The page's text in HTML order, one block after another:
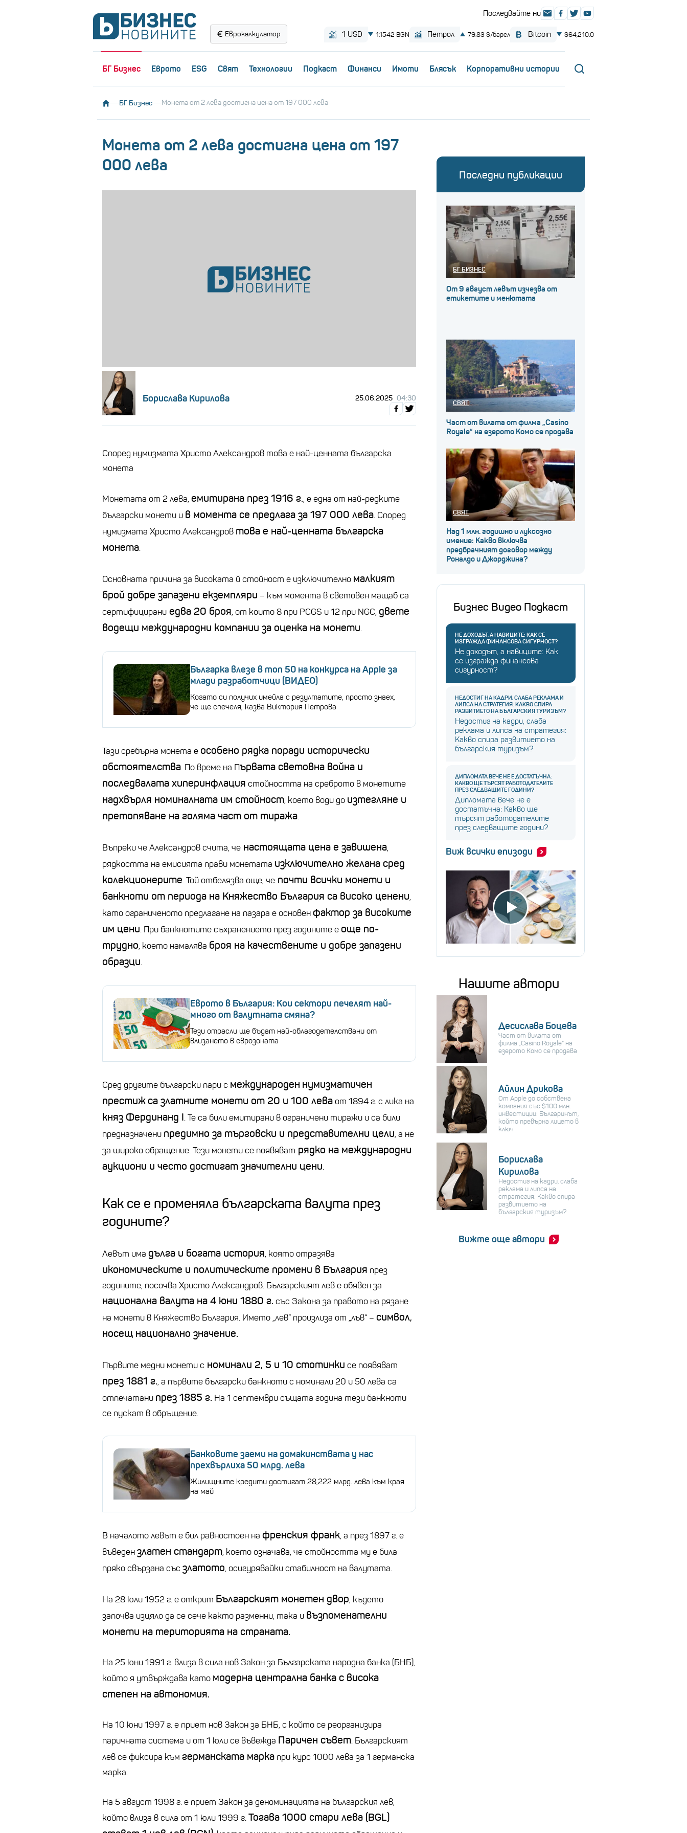
Еврокалкулатор
БГ Бизнес Еврото ESG Свят Технологии Пoдкаст Финанси Имоти Блясък Корпоративни истории
БГ Бизнес Монета от 2 лева достигна цена от 197 000 лева
Монета от 2 лева достигна цена от 197
000 лева
Борислава Кирилова 25.06.2025 04:30
Според нумизмата Христо Александров това е най-ценната българска
монета
Монетата от 2 лева, емитирана през 1916 г., е една от най-редките
български монети и в момента се предлага за 197 000 лева. Според
нумизмата Христо Александров това е най-ценната българска
монета.
Основната причина за високата й стойност е изключително малкият
брой добре запазени екземпляри – към момента в световен мащаб са
сертифицирани едва 20 броя, от които 8 при PCGS и 12 при NGC, двете
водещи международни компании за оценка на монети.
Българка влезе в топ 50 на конкурса на Apple за
млади разработчици (ВИДЕО)
Когато си получих имейла с резултатите, просто знаех,
че ще спечеля, казва Виктория Петрова
Тази сребърна монета е особено рядка поради исторически
обстоятелства. По време на Първата световна война и
последвалата хиперинфлация стойността на среброто в монетите
надхвърля номиналната им стойност, което води до изтегляне и
претопяване на голяма част от тиража.
Въпреки че Александров счита, че настоящата цена е завишена,
рядкостта на емисията прави монетата изключително желана сред
колекционерите. Той отбелязва още, че почти всички монети и
банкноти от периода на Княжество България са високо ценени,
като ограниченото предлагане на пазара е основенфактор за високите
им цени. При банкнотите съхранението през годините е още по-
трудно, което намалява броя на качествените и добре запазени
образци.
Еврото в България: Кои сектори печелят най-
много от валутната смяна?
Тези отрасли ще бъдат най-облагодетелствани от
влизането в еврозоната
Сред другите български пари с международен нумизматичен
престижса златните монети от 20 и 100 леваот 1894 г. с лика на
княз Фердинанд I. Те са били емитирани в ограничени тиражи и са били
предназначени предимно за търговски и представителни цели, а не
за широко обращение. Тези монети се появяват рядко на международни
аукциони и често достигат значителни цени.
Как се е променяла българската валута през
годините?
Левът има дълга и богата история, която отразява
икономическите и политическите промени в България през
годините, посочва Христо Александров. Българският лев е обявен за
национална валута на 4 юни 1880 г. със Закона за правото на рязане
на монети в Княжество България. Името „лев“ произлиза от „лъв“ – символ,
носещ национално значение.
Първите медни монети с номинали 2, 5 и 10 стотинки се появяват
през 1881 г., а първите български банкноти с номинали 20 и 50 лева са
отпечатани през 1885 г. На 1 септември същата година тези банкноти
се пускат в обръщение.
Банковите заеми на домакинствата у нас
прехвърлиха 50 млрд. лева
Жилищните кредити достигат 28,222 млрд. лева към края
на май
В началото левът е бил равностоен на френския франк, а през 1897 г. е
въведензлатен стандарт, което означава, че стойността му е била
пряко свързана със златото, осигурявайки стабилност на валутата.
На 28 юли 1952 г. е открит Българският монетен двор, където
започва изцяло да се сече както разменни, така и възпоменателни
монети на територията на страната.
На 25 юни 1991 г. влиза в сила нов Закон за Българската народна банка (БНБ),
който я утвърждава като модерна централна банка с висока
степен на автономия.
На 10 юни 1997 г. е приет нов Закон за БНБ, с който се реорганизира
паричната система и от 1 юли се въвежда Паричен съвет. Българският
лев се фиксира към германската марка при курс 1000 лева за 1 германска
марка.
На 5 август 1998 г. е приет Закон за деноминацията на българския лев,
който влиза в сила от 1 юли 1999 г.Тогава 1000 стари лева (BGL)
Последни публикации
БГ БИЗНЕС
От 9 август левът изчезва от
етикетите и менютата
СВЯТ
Част от вилата от филма „Casino
Royale“ на езерото Комо се продава
СВЯТ
Над 1 млн. годишно и луксозно
имение: Какво включва
предбрачният договор между
Роналдо и Джорджина?
Бизнес Видео Подкаст
НЕ ДОХОДЪТ, А НАВИЦИТЕ: КАК СЕ
ИЗГРАЖДА ФИНАНСОВА СИГУРНОСТ?
Не доходът, а навиците: Как
се изгражда финансова
сигурност?
НЕДОСТИГ НА КАДРИ, СЛАБА РЕКЛАМА И
ЛИПСА НА СТРАТЕГИЯ: КАКВО СПИРА
РАЗВИТИЕТО НА БЪЛГАРСКИЯ ТУРИЗЪМ?
Недостиг на кадри, слаба
реклама и липса на стратегия:
Какво спира развитието на
българския туризъм?
ДИПЛОМАТА ВЕЧЕ НЕ Е ДОСТАТЪЧНА:
КАКВО ЩЕ ТЪРСЯТ РАБОТОДАТЕЛИТЕ
ПРЕЗ СЛЕДВАЩИТЕ ГОДИНИ?
Дипломата вече не е
достатъчна: Какво ще
търсят работодателите
през следващите години?
Виж всички епизоди
Нашите автори
Десислава Боцева
Част от вилата от
филма „Casino Royale“ на
езерото Комо се продава
Айлин Дрикова
От Apple до собствена
компания със $100 млн.
инвестиции: Българинът,
който превърна лицето в
ключ
Борислава
Кирилова
Недостиг на кадри, слаба
реклама и липса на
стратегия: Какво спира
развитието на
българския туризъм?
Вижте още автори